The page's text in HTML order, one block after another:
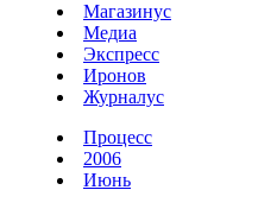
Магазинус
Медиа
Экспресс
Иронов
Журналус
Процесс
2006
Июнь